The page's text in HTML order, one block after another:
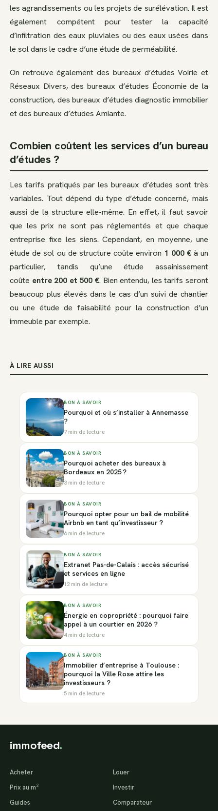
les agrandissements ou les projets de surélévation. Il est
également compétent pour tester la capacité
d’infiltration des eaux pluviales ou des eaux usées dans
le sol dans le cadre d’une étude de perméabilité.
On retrouve également des bureaux d’études Voirie et
Réseaux Divers, des bureaux d’études Économie de la
construction, des bureaux d’études diagnostic immobilier
et des bureaux d’études Amiante.
Combien coûtent les services d’un bureau
d’études ?
Les tarifs pratiqués par les bureaux d’études sont très
variables. Tout dépend du type d’étude concerné, mais
aussi de la structure elle-même. En effet, il faut savoir
que les prix ne sont pas réglementés et que chaque
entreprise fixe les siens. Cependant, en moyenne, une
étude de sol ou de structure coûte environ 1 000 €à un
particulier, tandis qu’une étude assainissement
coûte entre 200 et 500 €. Bien entendu, les tarifs seront
beaucoup plus élevés dans le cas d’un suivi de chantier
ou une étude de faisabilité pour la construction d’un
immeuble par exemple.
À LIRE AUSSI
BON À SAVOIR
Pourquoi et où s’installer à Annemasse
?
7 min de lecture
BON À SAVOIR
Pourquoi acheter des bureaux à
Bordeaux en 2025 ?
3 min de lecture
BON À SAVOIR
Pourquoi opter pour un bail de mobilité
Airbnb en tant qu’investisseur ?
6 min de lecture
BON À SAVOIR
Extranet Pas-de-Calais : accès sécurisé
et services en ligne
12 min de lecture
BON À SAVOIR
Énergie en copropriété : pourquoi faire
appel à un courtier en 2026 ?
4 min de lecture
BON À SAVOIR
Immobilier d’entreprise à Toulouse :
pourquoi la Ville Rose attire les
investisseurs ?
5 min de lecture
immofeed.
Acheter
Louer
Prix au m²
Investir
Guides
Comparateur